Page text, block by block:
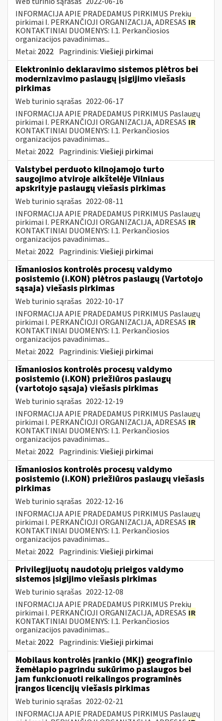
INFORMACIJA APIE PRADEDAMUS PIRKIMUS Prekių
pirkimai I. PERKANČIOJI ORGANIZACIJA, ADRESAS IR
KONTAKTINIAI DUOMENYS: I.1. Perkančiosios
organizacijos pavadinimas...
Metai: 2022 Pagrindinis:Viešieji pirkimai
Elektroninio deklaravimo sistemos plėtros bei
modernizavimo paslaugų įsigijimo viešasis
pirkimas
Web turinio sąrašas 2022-06-17
INFORMACIJA APIE PRADEDAMUS PIRKIMUS Paslaugų
pirkimai I. PERKANČIOJI ORGANIZACIJA, ADRESAS IR
KONTAKTINIAI DUOMENYS: I.1. Perkančiosios
organizacijos pavadinimas...
Metai: 2022 Pagrindinis:Viešieji pirkimai
Valstybei perduoto kilnojamojo turto
saugojimo atviroje aikštelėje Vilniaus
apskrityje paslaugų viešasis pirkimas
Web turinio sąrašas 2022-08-11
INFORMACIJA APIE PRADEDAMUS PIRKIMUS Paslaugų
pirkimai I. PERKANČIOJI ORGANIZACIJA, ADRESAS IR
KONTAKTINIAI DUOMENYS: I.1. Perkančiosios
organizacijos pavadinimas...
Metai: 2022 Pagrindinis:Viešieji pirkimai
Išmaniosios kontrolės procesų valdymo
posistemio (i.KON) plėtros paslaugų (Vartotojo
sąsaja) viešasis pirkimas
Web turinio sąrašas 2022-10-17
INFORMACIJA APIE PRADEDAMUS PIRKIMUS Paslaugų
pirkimai I. PERKANČIOJI ORGANIZACIJA, ADRESAS IR
KONTAKTINIAI DUOMENYS: I.1. Perkančiosios
organizacijos pavadinimas...
Metai: 2022 Pagrindinis:Viešieji pirkimai
Išmaniosios kontrolės procesų valdymo
posistemio (i.KON) priežiūros paslaugų
(vartotojo sąsaja) viešasis pirkimas
Web turinio sąrašas 2022-12-19
INFORMACIJA APIE PRADEDAMUS PIRKIMUS Paslaugų
pirkimai I. PERKANČIOJI ORGANIZACIJA, ADRESAS IR
KONTAKTINIAI DUOMENYS: I.1. Perkančiosios
organizacijos pavadinimas...
Metai: 2022 Pagrindinis:Viešieji pirkimai
Išmaniosios kontrolės procesų valdymo
posistemio (i.KON) priežiūros paslaugų viešasis
pirkimas
Web turinio sąrašas 2022-12-16
INFORMACIJA APIE PRADEDAMUS PIRKIMUS Paslaugų
pirkimai I. PERKANČIOJI ORGANIZACIJA, ADRESAS IR
KONTAKTINIAI DUOMENYS: I.1. Perkančiosios
organizacijos pavadinimas...
Metai: 2022 Pagrindinis:Viešieji pirkimai
Privilegijuotų naudotojų prieigos valdymo
sistemos įsigijimo viešasis pirkimas
Web turinio sąrašas 2022-12-08
INFORMACIJA APIE PRADEDAMUS PIRKIMUS Prekių
pirkimai I. PERKANČIOJI ORGANIZACIJA, ADRESAS IR
KONTAKTINIAI DUOMENYS: I.1. Perkančiosios
organizacijos pavadinimas...
Metai: 2022 Pagrindinis:Viešieji pirkimai
Mobilaus kontrolės įrankio (MKĮ) geografinio
žemėlapio pagrindu sukūrimo paslaugos bei
jam funkcionuoti reikalingos programinės
įrangos licencijų viešasis pirkimas
Web turinio sąrašas 2022-02-21
INFORMACIJA APIE PRADEDAMUS PIRKIMUS Paslaugų